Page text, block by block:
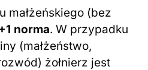
małżeńskiego (bez
norma. W przypadku
(małżeństwo,
żołnierz jest